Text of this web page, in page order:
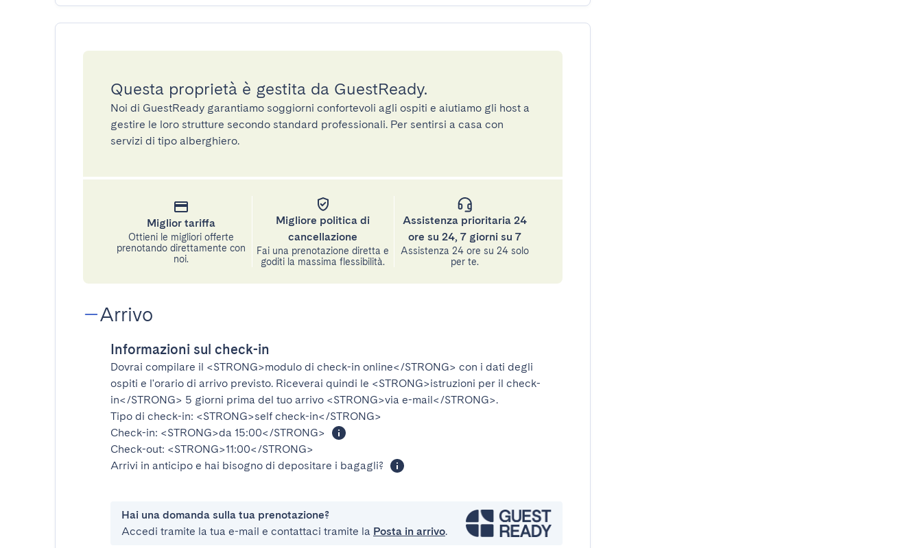
Questa proprietà è gestita da GuestReady.
Noi di GuestReady garantiamo soggiorni confortevoli agli ospiti e aiutiamo gli host a
gestire le loro strutture secondo standard professionali. Per sentirsi a casa con
servizi di tipo alberghiero.
Miglior tariffa
Ottieni le migliori offerte
prenotando direttamente con
noi.
Migliore politica di
cancellazione
Fai una prenotazione diretta e
goditi la massima flessibilità.
Assistenza prioritaria 24
ore su 24, 7 giorni su 7
Assistenza 24 ore su 24 solo
per te.
Arrivo
Informazioni sul check-in
Dovrai compilare il <STRONG>modulo di check-in online</STRONG> con i dati degli
ospiti e l'orario di arrivo previsto. Riceverai quindi le <STRONG>istruzioni per il check-
in</STRONG> 5 giorni prima del tuo arrivo <STRONG>via e-mail</STRONG>.
Tipo di check-in: <STRONG>self check-in</STRONG>
Check-in: <STRONG>da 15:00</STRONG>
Check-out: <STRONG>11:00</STRONG>
Arrivi in anticipo e hai bisogno di depositare i bagagli?
Hai una domanda sulla tua prenotazione?
Accedi tramite la tua e-mail e contattaci tramite la Posta in arrivo.